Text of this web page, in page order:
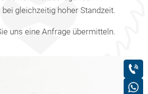
gleichzeitig hoher Standzeit.
uns eine Anfrage übermitteln.